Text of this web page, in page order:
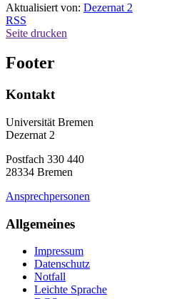
Aktualisiert von: Dezernat 2
RSS
Seite drucken
Footer
Kontakt
Universität Bremen
Dezernat 2
Postfach 330 440
28334 Bremen
Ansprechpersonen
Allgemeines
Impressum
Datenschutz
Notfall
Leichte Sprache